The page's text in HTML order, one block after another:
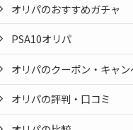
オリパのおすすめガチャ
PSA10オリパ
オリパのクーポン・キャン
オリパの評判・口コミ